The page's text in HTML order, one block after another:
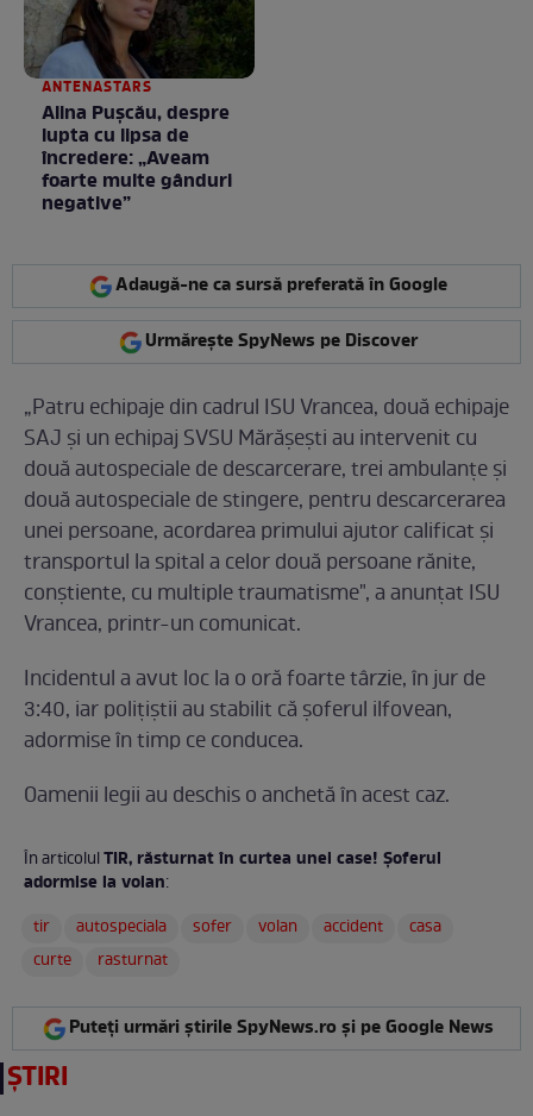
ANTENASTARS
Alina Pușcău, despre
lupta cu lipsa de
încredere: „Aveam
foarte multe gânduri
negative”
Adaugă-ne ca sursă preferată în Google
Urmărește SpyNews pe Discover
„Patru echipaje din cadrul ISU Vrancea, două echipaje
SAJ şi un echipaj SVSU Mărăşeşti au intervenit cu
două autospeciale de descarcerare, trei ambulanţe şi
două autospeciale de stingere, pentru descarcerarea
unei persoane, acordarea primului ajutor calificat şi
transportul la spital a celor două persoane rănite,
conştiente, cu multiple traumatisme", a anunțat ISU
Vrancea, printr-un comunicat.
Incidentul a avut loc la o oră foarte târzie, în jur de
3:40, iar polițiștii au stabilit că șoferul ilfovean,
adormise în timp ce conducea.
Oamenii legii au deschis o anchetă în acest caz.
În articolulTIR, răsturnat în curtea unei case! Șoferul
adormise la volan:
tir
autospeciala sofer volan accident
casa
curte
rasturnat
Puteți urmări știrile SpyNews.ro și pe Google News
ȘTIRI